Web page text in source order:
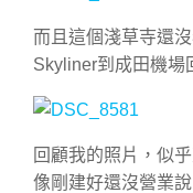
而且這個淺草寺還
Skyliner到成田機場
回顧我的照片，似
像剛建好還沒營業說